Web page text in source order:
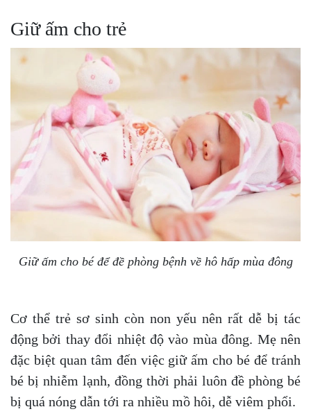
Giữ ấm cho trẻ
Giữ ấm cho bé để đề phòng bệnh về hô hấp mùa đông
Cơ thể trẻ sơ sinh còn non yếu nên rất dễ bị tác
động bởi thay đổi nhiệt độ vào mùa đông. Mẹ nên
đặc biệt quan tâm đến việc giữ ấm cho bé để tránh
bé bị nhiễm lạnh, đồng thời phải luôn đề phòng bé
bị quá nóng dẫn tới ra nhiều mồ hôi, dễ viêm phổi.